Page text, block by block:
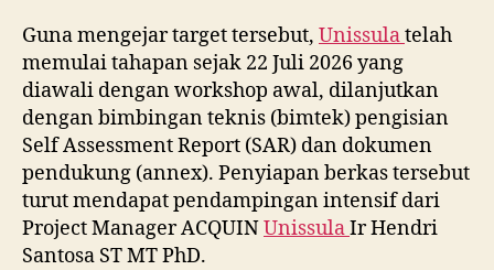
Guna mengejar target tersebut, Unissulatelah
memulai tahapan sejak 22 Juli 2026 yang
diawali dengan workshop awal, dilanjutkan
dengan bimbingan teknis (bimtek) pengisian
Self Assessment Report (SAR) dan dokumen
pendukung (annex). Penyiapan berkas tersebut
turut mendapat pendampingan intensif dari
Project Manager ACQUINUnissulaIr Hendri
Santosa ST MT PhD.